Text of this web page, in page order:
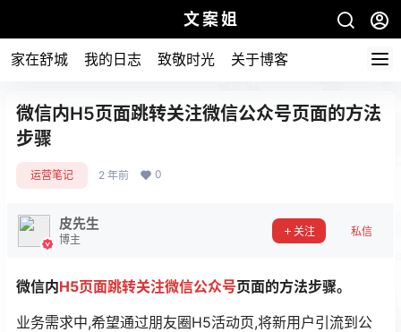
文案姐
家在舒城 我的日志 致敬时光 关于博客
微信内H5页面跳转关注微信公众号页面的方法
步骤
运营笔记 2 年前 0
皮先生
博主
关注 私信
微信内H5页面跳转关注微信公众号页面的方法步骤。
业务需求中,希望通过朋友圈H5活动页,将新用户引流到公